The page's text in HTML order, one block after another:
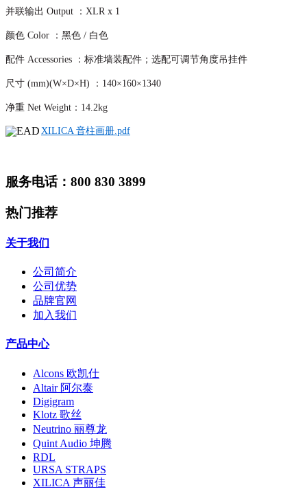
并联输出 Output ：XLR x 1
颜色 Color ：黑色 / 白色
配件 Accessories ：标准墙装配件；选配可调节角度吊挂件
尺寸 (mm)(W×D×H) ： 140×160×1340
净重 Net Weight：14.2kg
XILICA 音柱画册.pdf
服务电话：800 830 3899
热门推荐
关于我们
公司简介
公司优势
品牌官网
加入我们
产品中心
Alcons 欧凯仕
Altair 阿尔泰
Digigram
Klotz 歌丝
Neutrino 丽尊龙
Quint Audio 坤腾
RDL
URSA STRAPS
XILICA 声丽佳